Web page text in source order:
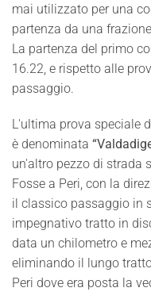
mai utilizzato per una
partenza da una
La partenza del primo
16.22, e rispetto alle
passaggio.
L'ultima prova speciale
è denominata
un'altro pezzo di strada
Fosse a Peri, con la
il classico passaggio in
impegnativo tratto in
data un chilometro e
eliminando il lungo
Peri dove era posta la